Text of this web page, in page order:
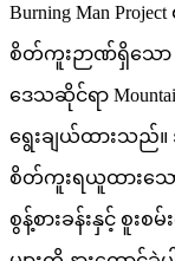
Burning Man
စိတ်ကူးဉာဏ်ရှိသေ
ဒေသဆိုင်ရာ
ရွေးချယ်ထားသည်
စိတ်ကူးရယူထားသ
စွန့်စားခန်းနှင့် စူး